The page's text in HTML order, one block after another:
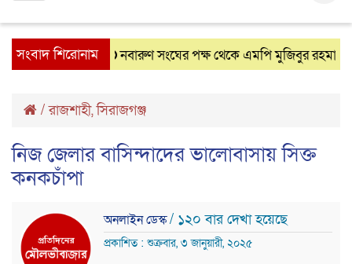
সংবাদ শিরোনাম
নবারুণ সংঘের পক্ষ থেকে এমপি মুজিবুর রহমান
/রাজশাহী,সিরাজগঞ্জ
নিজ জেলার বাসিন্দাদের ভালোবাসায় সিক্ত
কনকচাঁপা
অনলাইন ডেস্ক/ ১২০ বার দেখা হয়েছে
প্রকাশিত : শুক্রবার, ৩ জানুয়ারী, ২০২৫